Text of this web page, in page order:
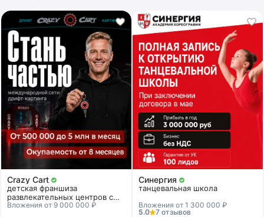
Crazy Cart
детская франшиза
развлекательных центров с
дрифт-картингом
Вложения от 9 000 000 ₽
Синергия
танцевальная школа
Вложения от 1 300 000 ₽
5.0
7 отзывов